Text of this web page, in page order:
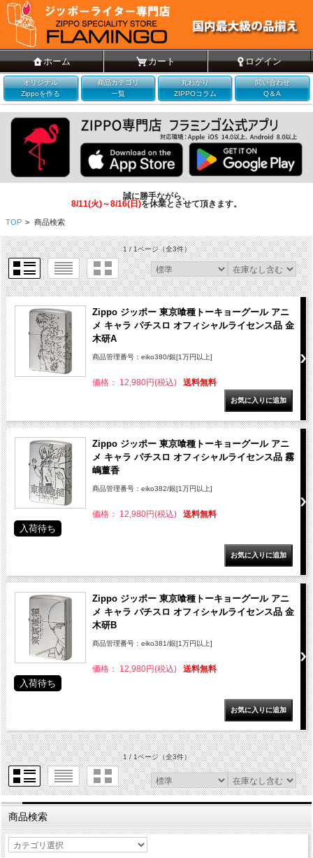
ホーム カート ログイン
オリジナル
Zippoを作る
商品カテゴリ
一覧
丸わかり
ZIPPOコラム
問い合わせ
Q＆A
誠に勝手ながら、
8/11(火)～8/16(日)を休業とさせて頂きます。
TOP > 商品検索
1 / 1ページ（全3件）
Zippo ジッポー 東京喰種トーキョーグール アニ
メ キャラ パチスロ オフィシャルライセンス品 金
木研A
商品管理番号：eiko380/銀[1万円以上]
価格： 12,980円(税込) 送料無料
Zippo ジッポー 東京喰種トーキョーグール アニ
メ キャラ パチスロ オフィシャルライセンス品 霧
嶋董香
商品管理番号：eiko382/銀[1万円以上]
価格： 12,980円(税込) 送料無料
入荷待ち
Zippo ジッポー 東京喰種トーキョーグール アニ
メ キャラ パチスロ オフィシャルライセンス品 金
木研B
商品管理番号：eiko381/銀[1万円以上]
価格： 12,980円(税込) 送料無料
入荷待ち
1 / 1ページ（全3件）
商品検索